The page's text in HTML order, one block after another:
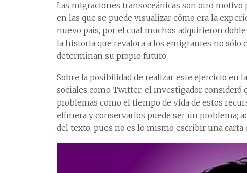
Las migraciones transoceánicas son otro
en las que se puede visualizar cómo era la
nuevo país, por el cual muchos adquirieron
la historia que revalora a los emigrantes no sólo
determinan su propio futuro.
Sobre la posibilidad de realizar este ejercicio en
sociales como Twitter, el investigador
problemas como el tiempo de vida de estos
efímera y conservarlos puede ser un problema;
del texto, pues no es lo mismo escribir una